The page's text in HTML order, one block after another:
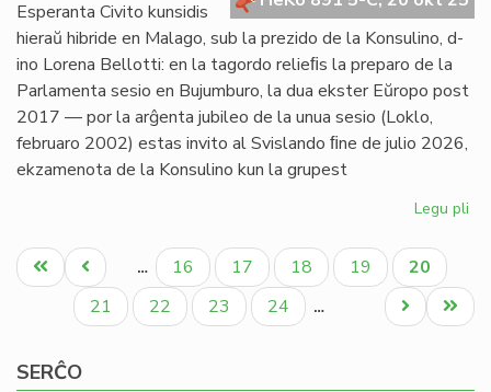
Esperanta Civito kunsidis
hieraŭ hibride en Malago, sub la prezido de la Konsulino, d-
ino Lorena Bellotti: en la tagordo relieﬁs la preparo de la
Parlamenta sesio en Bujumburo, la dua ekster Eŭropo post
2017 — por la arĝenta jubileo de la unua sesio (Loklo,
februaro 2002) estas invito al Svislando ﬁne de julio 2026,
ekzamenota de la Konsulino kun la grupest
Legu pli
kaj
Pagination
Unua
paĝo
Antaŭa
paĝo
… Paĝo
16 Paĝo
17 Paĝo
18 Paĝo
19
Aktuala
paĝo
20
Paĝo
21 Paĝo
22 Paĝo
23 Paĝo
24 …
Last
page
Next
page
SERĈO